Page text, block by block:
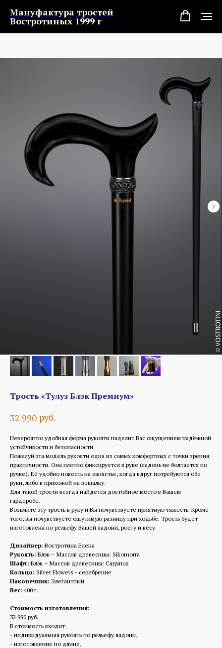
Мануфактура тростей
Востротиных 1999 г
Трость «Тулуз Блэк Премиум»
32 990 руб.
Невероятно удобная форма рукояти наделит Вас ощущением надёжной
устойчивости и безопасности.
Пожалуй эта модель рукояти одна из самых комфортных с точки зрения
практичности. Она плотно фиксируется в руке (ладонь не болтается по
ручке). Её удобно повесть на запястье, когда вдруг потребуются обе
руки, либо в прихожей на вешалку.
Для такой трости всегда найдется достойное место в Вашем
гардеробе.
Возьмите эту трость в руку и Вы почувствуете приятную тяжесть. Кроме
того, вы почувствуете ощутимую разницу при ходьбе. Трость будет
изготовлена по рельефу Вашей ладони, росту и весу.
Дизайнер: Востротина Елена
Рукоять: Блэк – Массив древесины: Sikomorra
Шафт: Блэк – Массив древесины: Carpinus
Кольцо: Silver Flowers - серебрение
Наконечник: Элегантный
Вес: 400 г.
Стоимость изготовления:
32 990 руб.
В стоимость входит:
- индивидуальная рукоять по рельефу ладони,
- изготовление по длине,